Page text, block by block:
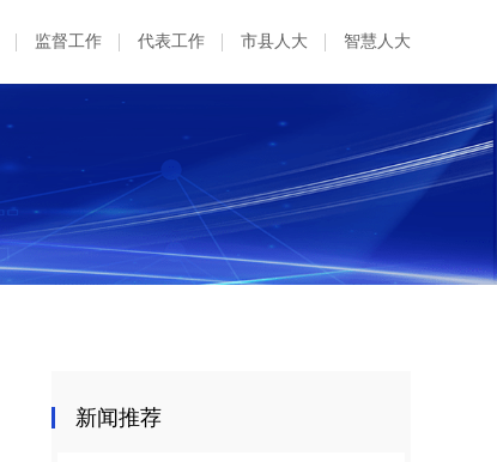
监督工作 代表工作 市县人大 智慧人大
新闻推荐